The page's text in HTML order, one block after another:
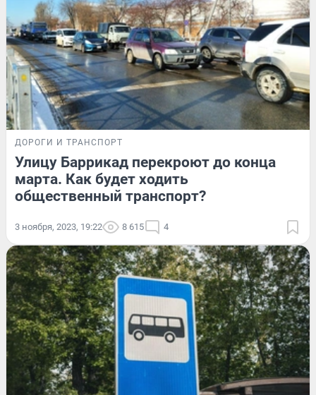
ДОРОГИ И ТРАНСПОРТ
Улицу Баррикад перекроют до конца
марта. Как будет ходить
общественный транспорт?
3 ноября, 2023, 19:22 8 615 4